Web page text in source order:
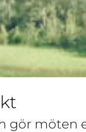
gör möten